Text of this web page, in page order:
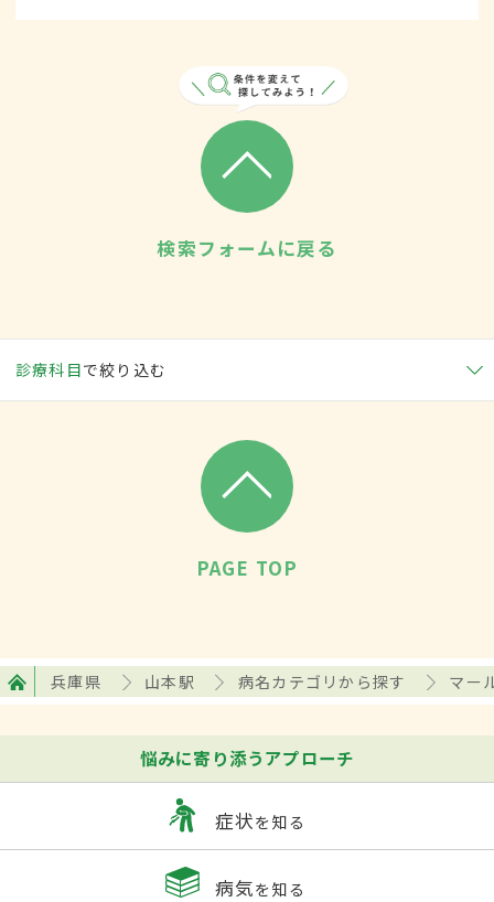
検索フォームに戻る
診療科目で絞り込む
PAGE TOP
兵庫県 山本駅 病名カテゴリから探す マー
悩みに寄り添うアプローチ
症状を知る
病気を知る